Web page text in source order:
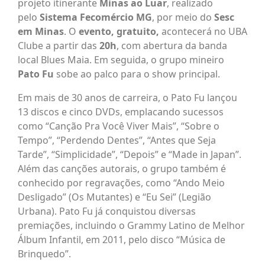
projeto itinerante Minas ao Luar, realizado
pelo Sistema Fecomércio MG, por meio do Sesc
em Minas. O evento, gratuito, acontecerá no UBA
Clube a partir das 20h, com abertura da banda
local Blues Maia. Em seguida, o grupo mineiro
Pato Fu sobe ao palco para o show principal.
Em mais de 30 anos de carreira, o Pato Fu lançou
13 discos e cinco DVDs, emplacando sucessos
como “Canção Pra Você Viver Mais”, “Sobre o
Tempo”, “Perdendo Dentes”, “Antes que Seja
Tarde”, “Simplicidade”, “Depois” e “Made in Japan”.
Além das canções autorais, o grupo também é
conhecido por regravações, como “Ando Meio
Desligado” (Os Mutantes) e “Eu Sei” (Legião
Urbana). Pato Fu já conquistou diversas
premiações, incluindo o Grammy Latino de Melhor
Álbum Infantil, em 2011, pelo disco “Música de
Brinquedo”.